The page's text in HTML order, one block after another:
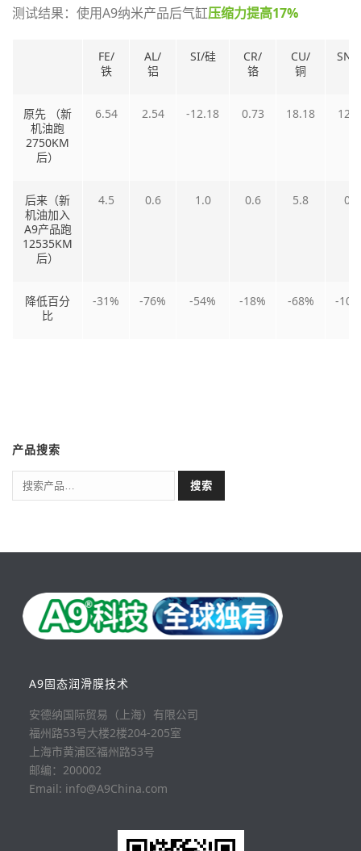
测试结果：使用A9纳米产品后气缸压缩力提高17%
FE/
铁
AL/
铝
SI/硅
CR/
铬
CU/
铜
SN/
原先 （新
机油跑
2750KM
后）
6.54 2.54 -12.18 0.73 18.18
后来（新
机油加入
A9产品跑
12535KM
后）
4.5 0.6 1.0 0.6 5.8 0.0
降低百分
比
-31% -76% -54% -18% -68% -
产品搜索
搜索
A9固态润滑膜技术
安德纳国际贸易（上海）有限公司
福州路53号大楼2楼204-205室
上海市黄浦区福州路53号
邮编：200002
Email: info@A9China.com